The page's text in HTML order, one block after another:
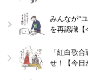
みんなが“
を再認識【
「紅白歌
せ！【今日